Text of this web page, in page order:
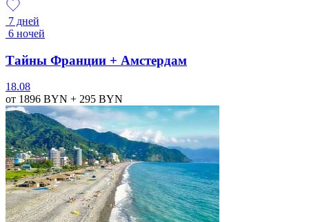
7 дней
6 ночей
Тайны Франции + Амстердам
18.08
от 1896 BYN + 295 BYN